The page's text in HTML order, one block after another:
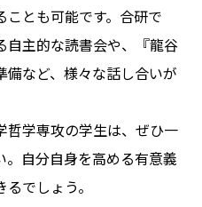
とも可能です。合研で
自主的な読書会や、『龍谷
など、様々な話し合いが
哲学専攻の学生は、ぜひ一
自分自身を高める有意義
でしょう。